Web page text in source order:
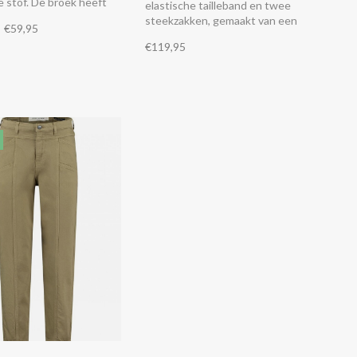
klepzakken op de de
€59,95
elastische tailleband en twee
steekzakken, gemaakt van een
stretch.
€119,95